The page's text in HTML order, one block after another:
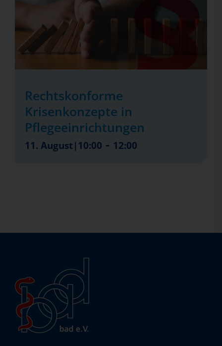
Rechtskonforme
Krisenkonzepte in
Pflegeeinrichtungen
11. August|10:00 - 12:00